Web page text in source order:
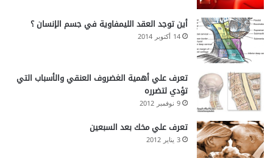
أين توجد العقد الليمفاوية في جسم الإنسان ؟
14 أكتوبر 2014
تعرف علي أهمية الغضروف العنقي والأسباب التي
تؤدي لتضرره
9 نوفمبر 2012
تعرف علي مخك بعد السبعين
3 يناير 2012